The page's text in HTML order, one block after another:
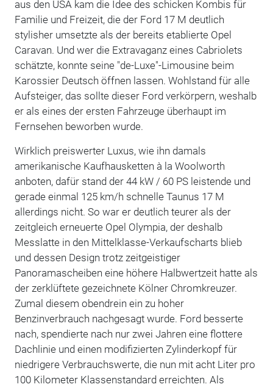
aus den USA kam die Idee des schicken Kombis für
Familie und Freizeit, die der Ford 17 M deutlich
stylisher umsetzte als der bereits etablierte Opel
Caravan. Und wer die Extravaganz eines Cabriolets
schätzte, konnte seine "de-Luxe"-Limousine beim
Karossier Deutsch öffnen lassen. Wohlstand für alle
Aufsteiger, das sollte dieser Ford verkörpern, weshalb
er als eines der ersten Fahrzeuge überhaupt im
Fernsehen beworben wurde.
Wirklich preiswerter Luxus, wie ihn damals
amerikanische Kaufhausketten à la Woolworth
anboten, dafür stand der 44 kW / 60 PS leistende und
gerade einmal 125 km/h schnelle Taunus 17 M
allerdings nicht. So war er deutlich teurer als der
zeitgleich erneuerte Opel Olympia, der deshalb
Messlatte in den Mittelklasse-Verkaufscharts blieb
und dessen Design trotz zeitgeistiger
Panoramascheiben eine höhere Halbwertzeit hatte als
der zerklüftete gezeichnete Kölner Chromkreuzer.
Zumal diesem obendrein ein zu hoher
Benzinverbrauch nachgesagt wurde. Ford besserte
nach, spendierte nach nur zwei Jahren eine flottere
Dachlinie und einen modifizierten Zylinderkopf für
niedrigere Verbrauchswerte, die nun mit acht Liter pro
100 Kilometer Klassenstandard erreichten. Als